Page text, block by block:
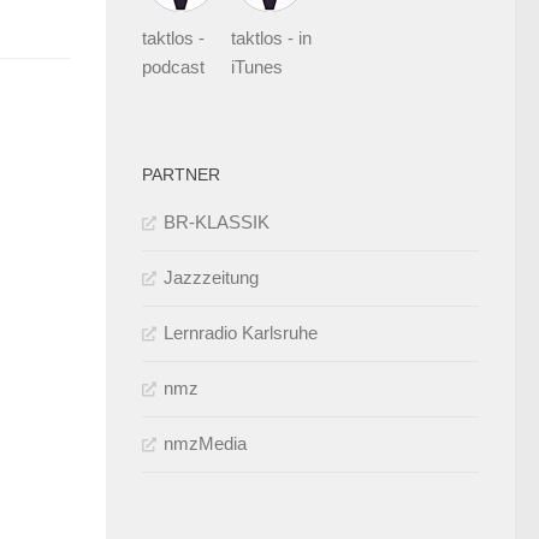
taktlos -
podcast
taktlos - in
iTunes
PARTNER
BR-KLASSIK
Jazzzeitung
Lernradio Karlsruhe
nmz
nmzMedia